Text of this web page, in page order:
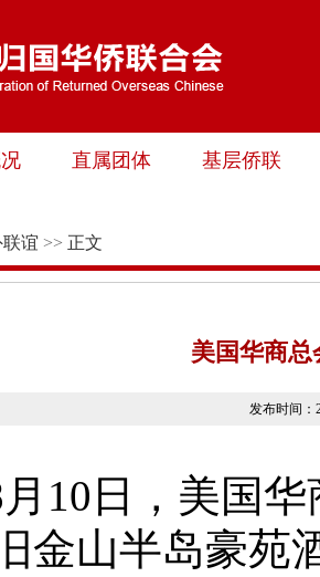
直属团体 基层侨联
谊 >> 正文
美国华商总
发布时间
10日，美国
金山半岛豪苑